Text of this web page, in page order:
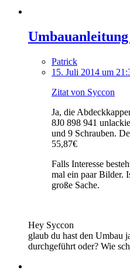
Patrick
15. Juli 2014 um
Zitat von Syccon
Ja, die
8J0 898 941
und 9 Schrauben.
55,87€
Falls Interesse
mal ein paar Bilder.
große Sache.
Hey Syccon
glaub du hast den Umbau
durchgeführt oder? Wie